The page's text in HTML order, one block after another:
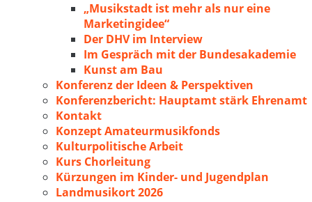
„Musikstadt ist mehr als nur eine
Marketingidee“
Der DHV im Interview
Im Gespräch mit der Bundesakademie
Kunst am Bau
Konferenz der Ideen & Perspektiven
Konferenzbericht: Hauptamt stärk Ehrenamt
Kontakt
Konzept Amateurmusikfonds
Kulturpolitische Arbeit
Kurs Chorleitung
Kürzungen im Kinder- und Jugendplan
Landmusikort 2026